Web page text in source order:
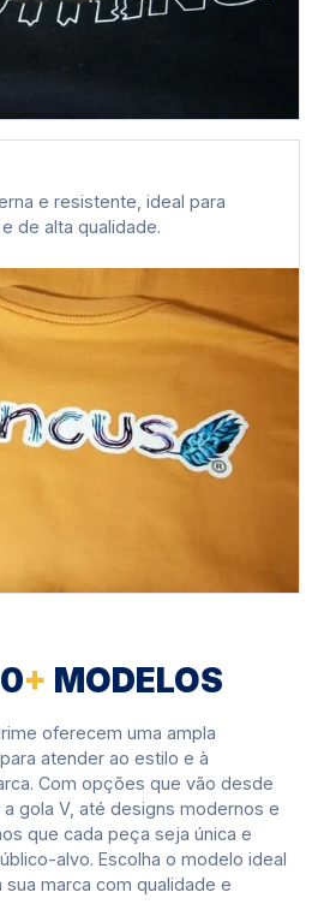
e resistente, ideal para
de alta qualidade.
+ MODELOS
oferecem uma ampla
atender ao estilo e à
Com opções que vão desde
gola V, até designs modernos e
que cada peça seja única e
alvo. Escolha o modelo ideal
marca com qualidade e